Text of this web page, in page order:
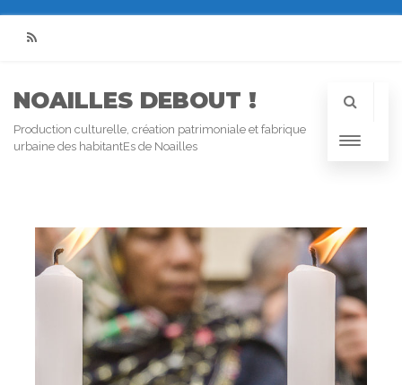
NOAILLES DEBOUT !
Production culturelle, création patrimoniale et fabrique
urbaine des habitantEs de Noailles